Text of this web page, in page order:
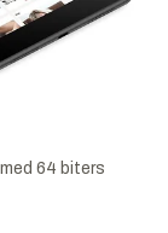
64 biters